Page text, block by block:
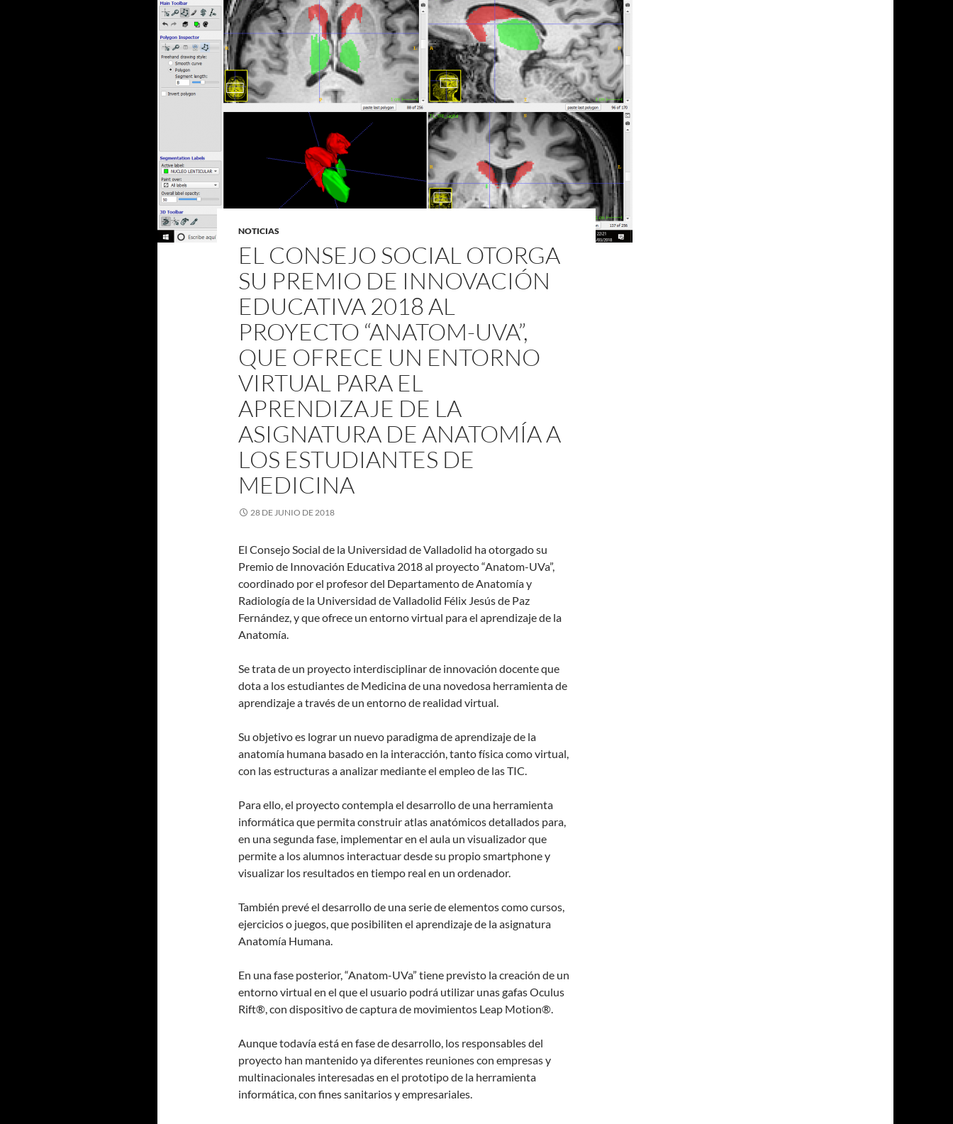
NOTICIAS
EL CONSEJO SOCIAL OTORGA
SU PREMIO DE INNOVACIÓN
EDUCATIVA 2018 AL
PROYECTO “ANATOM-UVA”,
QUE OFRECE UN ENTORNO
VIRTUAL PARA EL
APRENDIZAJE DE LA
ASIGNATURA DE ANATOMÍA A
LOS ESTUDIANTES DE
MEDICINA
28 DE JUNIO DE 2018
El Consejo Social de la Universidad de Valladolid ha otorgado su
Premio de Innovación Educativa 2018 al proyecto “Anatom-UVa”,
coordinado por el profesor del Departamento de Anatomía y
Radiología de la Universidad de Valladolid Félix Jesús de Paz
Fernández, y que ofrece un entorno virtual para el aprendizaje de la
Anatomía.
Se trata de un proyecto interdisciplinar de innovación docente que
dota a los estudiantes de Medicina de una novedosa herramienta de
aprendizaje a través de un entorno de realidad virtual.
Su objetivo es lograr un nuevo paradigma de aprendizaje de la
anatomía humana basado en la interacción, tanto física como virtual,
con las estructuras a analizar mediante el empleo de las TIC.
Para ello, el proyecto contempla el desarrollo de una herramienta
informática que permita construir atlas anatómicos detallados para,
en una segunda fase, implementar en el aula un visualizador que
permite a los alumnos interactuar desde su propio smartphone y
visualizar los resultados en tiempo real en un ordenador.
También prevé el desarrollo de una serie de elementos como cursos,
ejercicios o juegos, que posibiliten el aprendizaje de la asignatura
Anatomía Humana.
En una fase posterior, “Anatom-UVa” tiene previsto la creación de un
entorno virtual en el que el usuario podrá utilizar unas gafas Oculus
Rift®, con dispositivo de captura de movimientos Leap Motion®.
Aunque todavía está en fase de desarrollo, los responsables del
proyecto han mantenido ya diferentes reuniones con empresas y
multinacionales interesadas en el prototipo de la herramienta
informática, con fines sanitarios y empresariales.